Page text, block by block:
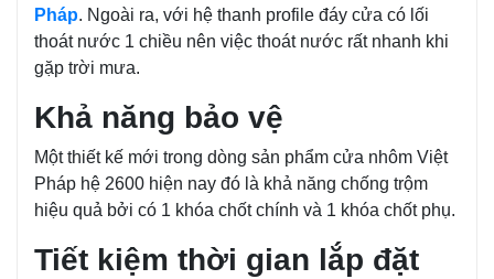
Pháp. Ngoài ra, với hệ thanh profile đáy cửa có lối
thoát nước 1 chiều nên việc thoát nước rất nhanh khi
gặp trời mưa.
Khả năng bảo vệ
Một thiết kế mới trong dòng sản phẩm cửa nhôm Việt
Pháp hệ 2600 hiện nay đó là khả năng chống trộm
hiệu quả bởi có 1 khóa chốt chính và 1 khóa chốt phụ.
Tiết kiệm thời gian lắp đặt